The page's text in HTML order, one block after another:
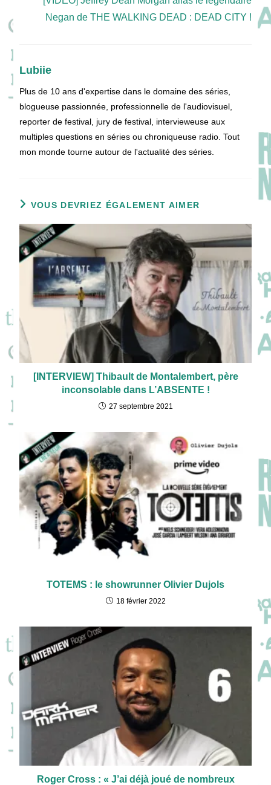
Negan de THE WALKING DEAD : DEAD CITY !
Lubiie
Plus de 10 ans d'expertise dans le domaine des séries,
blogueuse passionnée, professionnelle de l'audiovisuel,
reporter de festival, jury de festival, intervieweuse aux
multiples questions en séries ou chroniqueuse radio. Tout
mon monde tourne autour de l'actualité des séries.
VOUS DEVRIEZ ÉGALEMENT AIMER
[INTERVIEW] Thibault de Montalembert, père
inconsolable dans L’ABSENTE !
27 septembre 2021
TOTEMS : le showrunner Olivier Dujols
18 février 2022
Roger Cross : « J’ai déjà joué de nombreux